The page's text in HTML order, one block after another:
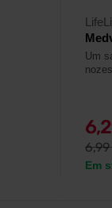
Um
6,99
Em